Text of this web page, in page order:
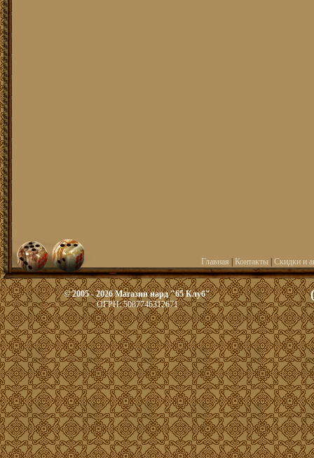
Главная Контакты Скидки и
© 2005 - 2026 Магазин нард "65 Клуб"
ОГРН: 5087746312671